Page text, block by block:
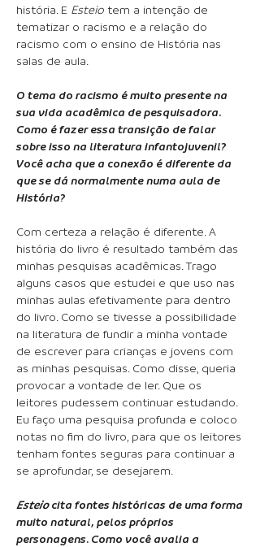
história. E Esteio tem a intenção de
tematizar o racismo e a relação do
racismo com o ensino de História nas
salas de aula.
O tema do racismo é muito presente na
sua vida acadêmica de pesquisadora.
Como é fazer essa transição de falar
sobre isso na literatura infantojuvenil?
Você acha que a conexão é diferente da
que se dá normalmente numa aula de
História?
Com certeza a relação é diferente. A
história do livro é resultado também das
minhas pesquisas acadêmicas. Trago
alguns casos que estudei e que uso nas
minhas aulas efetivamente para dentro
do livro. Como se tivesse a possibilidade
na literatura de fundir a minha vontade
de escrever para crianças e jovens com
as minhas pesquisas. Como disse, queria
provocar a vontade de ler. Que os
leitores pudessem continuar estudando.
Eu faço uma pesquisa profunda e coloco
notas no fim do livro, para que os leitores
tenham fontes seguras para continuar a
se aprofundar, se desejarem.
Esteiocita fontes históricas de uma forma
muito natural, pelos próprios
personagens. Como você avalia a